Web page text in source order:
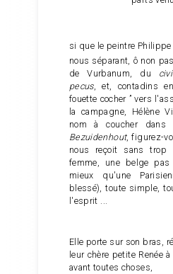
si que le peintre Philippe
nous séparant, ô non
de Vurbanum, du
pecus, et, contadins
fouette cocher ” vers
la campagne, Hélène
nom à coucher dans
Bezuidenhout, figurez-
nous reçoit sans trop
femme, une belge
mieux qu'une
blessé), toute simple,
l'esprit ...
Elle porte sur son bras,
leur chère petite Renée
avant toutes choses,